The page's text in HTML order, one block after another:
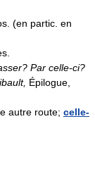
(en partic. en
Par celle-ci?
Épilogue,
autre route; celle-